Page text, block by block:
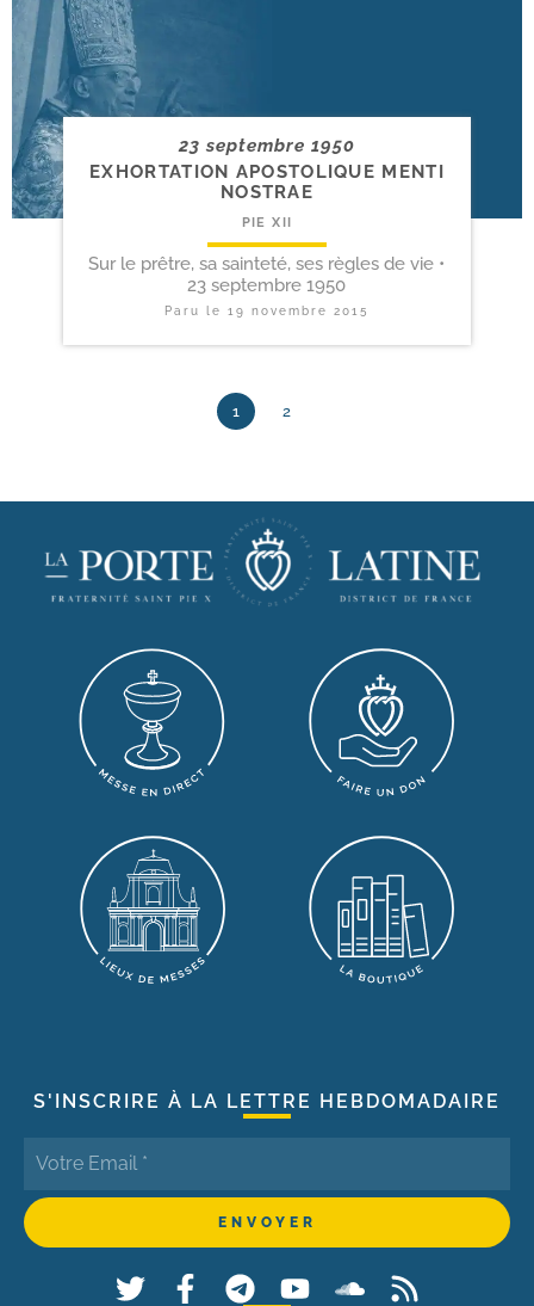
23 septembre 1950
EXHORTATION APOSTOLIQUE MENTI
NOSTRAE
PIE XII
Sur le prêtre, sa sainteté, ses règles de vie •
23 septembre 1950
Paru le19 novembre 2015
1 2
S'INSCRIRE À LA LETTRE HEBDOMADAIRE